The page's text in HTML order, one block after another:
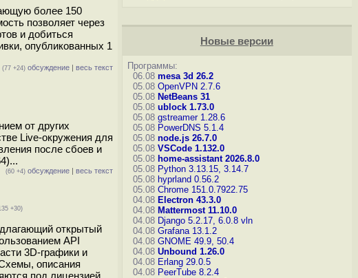
более 150
позволяет через
и добиться
опубликованных 1
(77 +24) обсуждение | весь текст
от других
Live-окружения для
после сбоев и
(60 +4) обсуждение | весь текст
+30)
открытый
API
3D-графики и
описания
под лицензией
Новые версии
Программы:
06.08 mesa 3d 26.2
05.08 OpenVPN 2.7.6
05.08 NetBeans 31
05.08 ublock 1.73.0
05.08 gstreamer 1.28.6
05.08 PowerDNS 5.1.4
05.08 node.js 26.7.0
05.08 VSCode 1.132.0
05.08 home-assistant 2026.8.0
05.08 Python 3.13.15, 3.14.7
05.08 hyprland 0.56.2
05.08 Chrome 151.0.7922.75
04.08 Electron 43.3.0
04.08 Mattermost 11.10.0
04.08 Django 5.2.17, 6.0.8 vln
04.08 Grafana 13.1.2
04.08 GNOME 49.9, 50.4
04.08 Unbound 1.26.0
04.08 Erlang 29.0.5
04.08 PeerTube 8.2.4